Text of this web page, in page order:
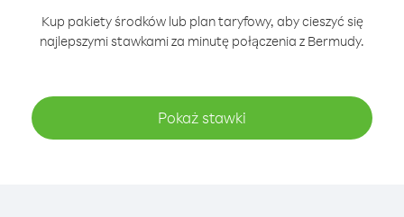
Kup pakiety środków lub plan taryfowy, aby cieszyć się
najlepszymi stawkami za minutę połączenia z Bermudy.
Pokaż stawki